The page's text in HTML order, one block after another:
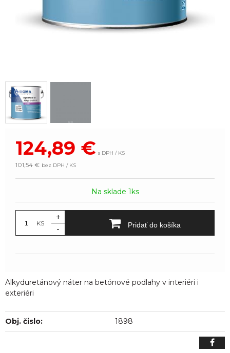
124,89 € s DPH / KS
101,54 € bez DPH / KS
Na sklade 1ks
KS
+
-
Pridať do košíka
Alkyduretánový náter na betónové podlahy v interiéri i
exteriéri
Obj. čislo: 1898